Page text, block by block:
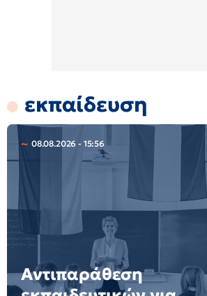
εκπαίδευση
08.08.2026 - 15:56
Αντιπαράθεση